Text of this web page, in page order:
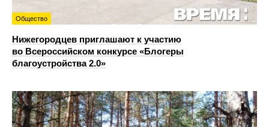
Общество
Нижегородцев приглашают к участию
во Всероссийском конкурсе «Блогеры
благоустройства 2.0»